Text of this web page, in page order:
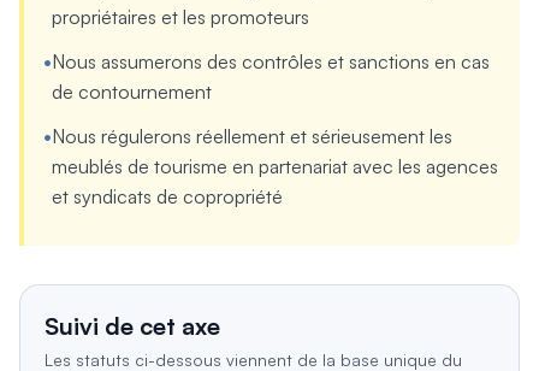
propriétaires et les promoteurs
•Nous assumerons des contrôles et sanctions en cas
de contournement
•Nous régulerons réellement et sérieusement les
meublés de tourisme en partenariat avec les agences
et syndicats de copropriété
Suivi de cet axe
Les statuts ci-dessous viennent de la base unique du